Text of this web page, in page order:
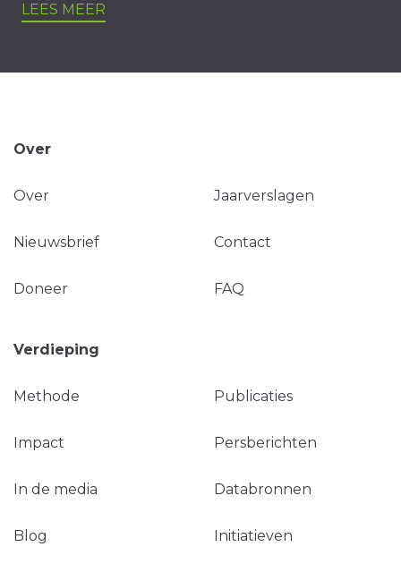
LEES MEER
Over
Over Jaarverslagen
Nieuwsbrief Contact
Doneer FAQ
Verdieping
Methode Publicaties
Impact Persberichten
In de media Databronnen
Blog Initiatieven